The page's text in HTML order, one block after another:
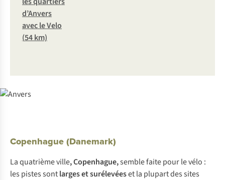
d’Anvers
avecleVelo
(54km)
Copenhague (Danemark)
La quatrième ville, Copenhague,semble faite pour le vélo :
les pistes sontlarges et surélevéeset la plupart des sites